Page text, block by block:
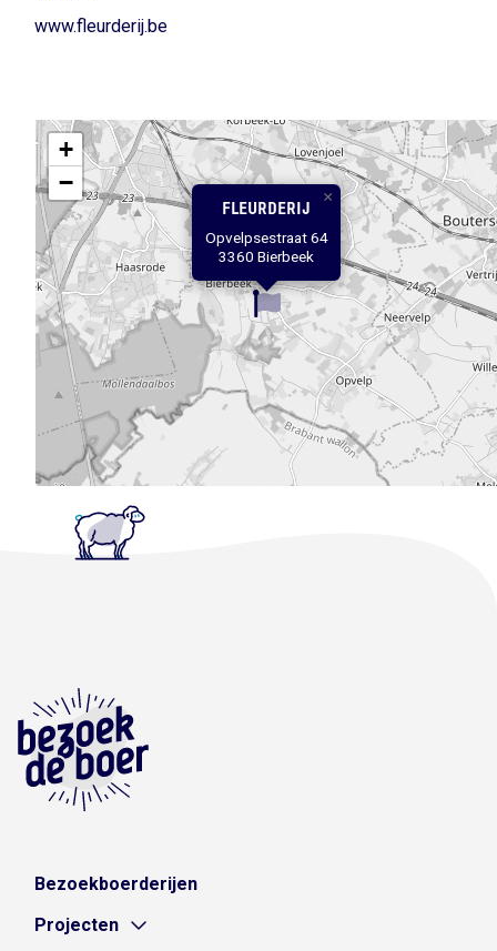
www.fleurderij.be
FLEURDERIJ
Opvelpsestraat 64
3360 Bierbeek
×
+
−
Bezoekboerderijen
Projecten